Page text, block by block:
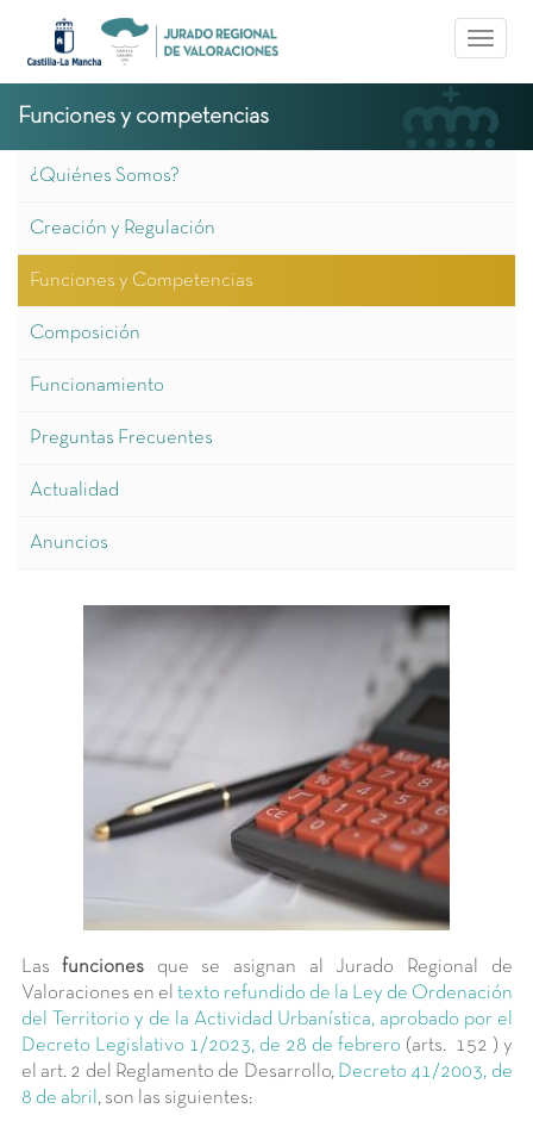
Pasar al contenido principal
Toggle
Funciones y competencias
¿Quiénes Somos?
Creación y Regulación
Funciones y Competencias
Composición
Funcionamiento
Preguntas Frecuentes
Actualidad
Anuncios
Lasfunciones que se asignan al Jurado Regional de
Valoraciones en el texto refundido de la Ley de Ordenación
del Territorio y de la Actividad Urbanística, aprobado por el
Decreto Legislativo 1/2023, de 28 de febrero (arts. 152 ) y
el art. 2 del Reglamento de Desarrollo, Decreto 41/2003, de
8 de abril , son las siguientes: